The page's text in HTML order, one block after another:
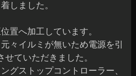
着しました。
置へ加工しています。
々イルミが無いため電源を引
せていただきました。
グストップコントローラー、